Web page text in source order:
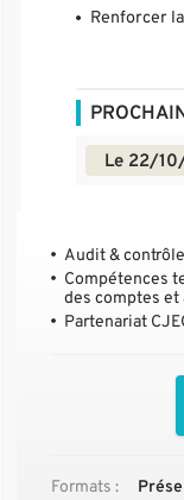
Renforcer
Le 22/
Audit &
Compétences
des comptes et
Partenariat
Formats :